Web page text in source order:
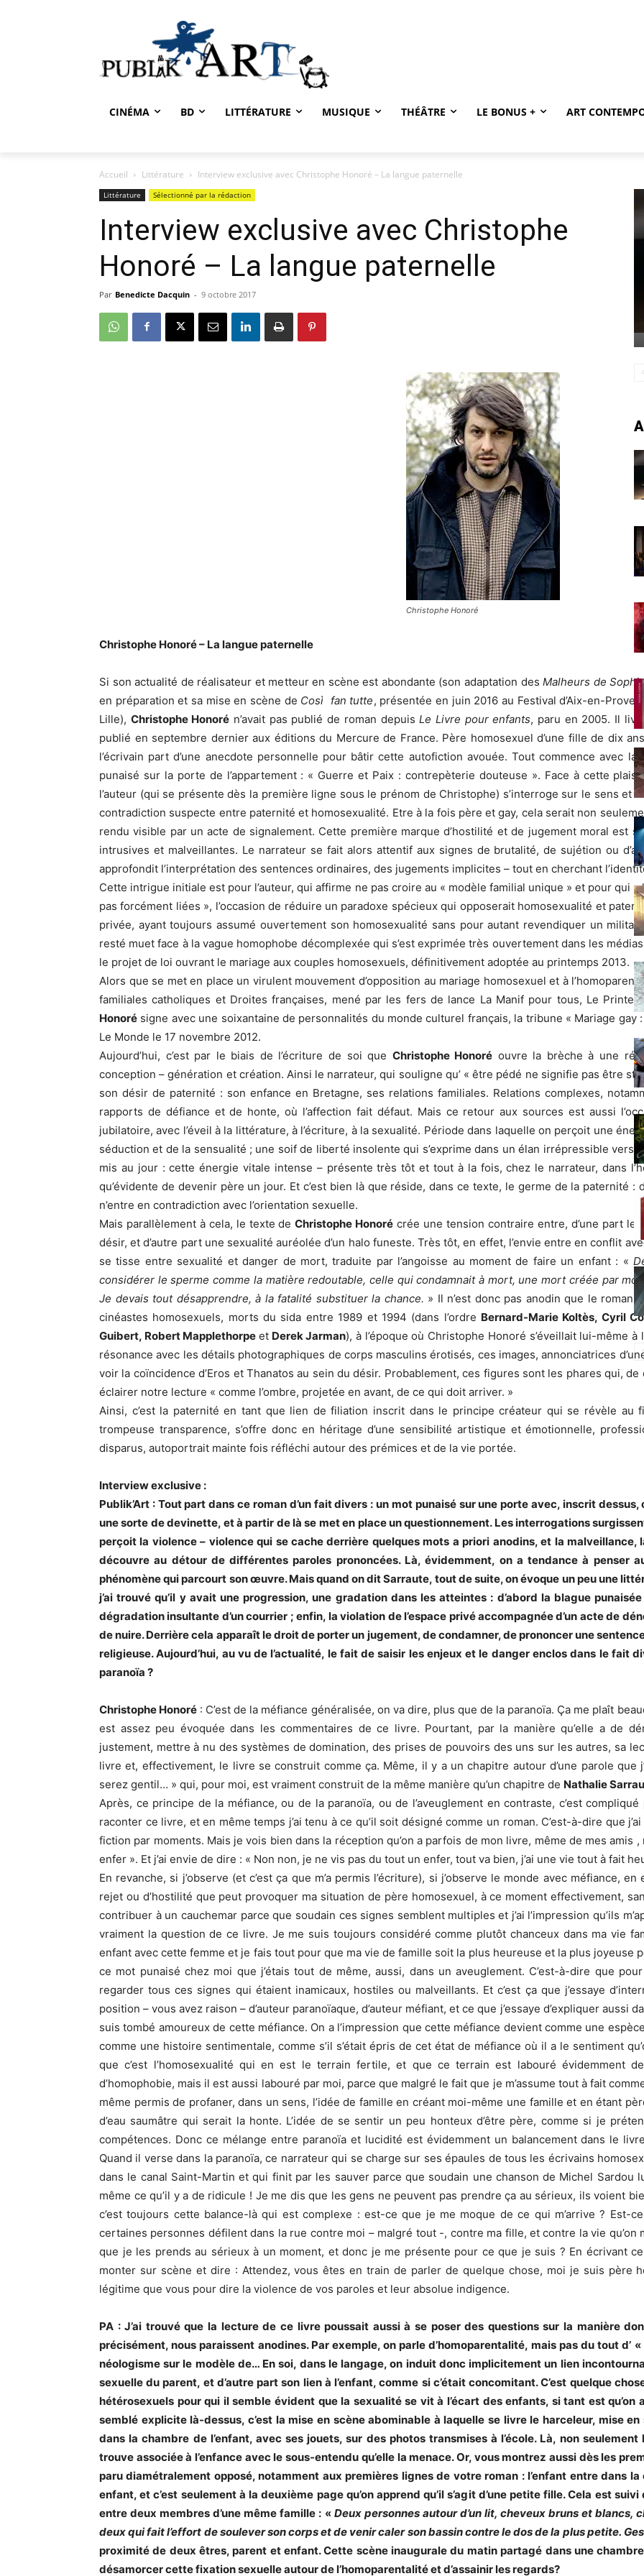
CINÉMA BD LITTÉRATURE MUSIQUE THÉÂTRE LE BONUS + ART
Accueil Littérature Interview exclusive avec Christophe Honoré – La langue paternelle
Littérature Sélectionné par la rédaction
Interview exclusive avec Christophe
Honoré – La langue paternelle
Par Benedicte Dacquin - 9 octobre 2017
Christophe Honoré
Christophe Honoré – La langue paternelle
Si son actualité de réalisateur et metteur en scène est abondante (son adaptation desMalheurs de
en préparation et sa mise en scène de Così fan tutte, présentée en juin 2016 au Festival d’Aix-en-
Lille), Christophe Honoré n’avait pas publié de roman depuisLe Livre pour enfants, paru en 2005. Il
publié en septembre dernier aux éditions du Mercure de France. Père homosexuel d’une fille de dix
l’écrivain part d’une anecdote personnelle pour bâtir cette autofiction avouée. Tout commence avec la
punaisé sur la porte de l’appartement : « Guerre et Paix : contrepèterie douteuse ». Face à cette
l’auteur (qui se présente dès la première ligne sous le prénom de Christophe) s’interroge sur le sens et
contradiction suspecte entre paternité et homosexualité. Etre à la fois père et gay, cela serait non
rendu visible par un acte de signalement. Cette première marque d’hostilité et de jugement moral est
intrusives et malveillantes. Le narrateur se fait alors attentif aux signes de brutalité, de sujétion ou
approfondit l’interprétation des sentences ordinaires, des jugements implicites – tout en cherchant
Cette intrigue initiale est pour l’auteur, qui affirme ne pas croire au « modèle familial unique » et pour qui
pas forcément liées », l’occasion de réduire un paradoxe spécieux qui opposerait homosexualité et
privée, ayant toujours assumé ouvertement son homosexualité sans pour autant revendiquer un
resté muet face à la vague homophobe décomplexée qui s’est exprimée très ouvertement dans les
le projet de loi ouvrant le mariage aux couples homosexuels, définitivement adoptée au printemps 2013.
Alors que se met en place un virulent mouvement d’opposition au mariage homosexuel et à
familiales catholiques et Droites françaises, mené par les fers de lance La Manif pour tous, Le
Honoré signe avec une soixantaine de personnalités du monde culturel français, la tribune « Mariage gay
Le Monde le 17 novembre 2012.
Aujourd’hui, c’est par le biais de l’écriture de soi que Christophe Honoré ouvre la brèche à une
conception – génération et création. Ainsi le narrateur, qui souligne qu’ « être pédé ne signifie pas être
son désir de paternité : son enfance en Bretagne, ses relations familiales. Relations complexes,
rapports de défiance et de honte, où l’affection fait défaut. Mais ce retour aux sources est aussi
jubilatoire, avec l’éveil à la littérature, à l’écriture, à la sexualité. Période dans laquelle on perçoit une
séduction et de la sensualité ; une soif de liberté insolente qui s’exprime dans un élan irrépressible vers
mis au jour : cette énergie vitale intense – présente très tôt et tout à la fois, chez le narrateur, dans
qu’évidente de devenir père un jour. Et c’est bien là que réside, dans ce texte, le germe de la paternité
n’entre en contradiction avec l’orientation sexuelle.
Mais parallèlement à cela, le texte deChristophe Honoré crée une tension contraire entre, d’une part
désir, et d’autre part une sexualité auréolée d’un halo funeste. Très tôt, en effet, l’envie entre en conflit
se tisse entre sexualité et danger de mort, traduite par l’angoisse au moment de faire un enfant : «
considérer le sperme comme la matière redoutable, celle qui condamnait à mort, une mort créée par
Je devais tout désapprendre, à la fatalité substituer la chance. » Il n’est donc pas anodin que le roman
cinéastes homosexuels, morts du sida entre 1989 et 1994 (dans l’ordre Bernard-Marie Koltès, Cyril
Guibert, Robert Mapplethorpeet Derek Jarman), à l’époque où Christophe Honoré s’éveillait lui-même
résonance avec les détails photographiques de corps masculins érotisés, ces images, annonciatrices
voir la coïncidence d’Eros et Thanatos au sein du désir. Probablement, ces figures sont les phares qui,
éclairer notre lecture « comme l’ombre, projetée en avant, de ce qui doit arriver. »
Ainsi, c’est la paternité en tant que lien de filiation inscrit dans le principe créateur qui se révèle au
trompeuse transparence, s’offre donc en héritage d’une sensibilité artistique et émotionnelle,
disparus, autoportrait mainte fois réfléchi autour des prémices et de la vie portée.
Interview exclusive :
Publik’Art : Tout part dans ce roman d’un fait divers : un mot punaisé sur une porte avec, inscrit
une sorte de devinette, et à partir de là se met en place un questionnement. Les interrogations
perçoit la violence – violence qui se cache derrière quelques mots a priori anodins, et la malveillance,
découvre au détour de différentes paroles prononcées. Là, évidemment, on a tendance à penser
phénomène qui parcourt son œuvre. Mais quand on dit Sarraute, tout de suite, on évoque un peu une
j’ai trouvé qu’il y avait une progression, une gradation dans les atteintes : d’abord la blague
dégradation insultante d’un courrier ; enfin, la violation de l’espace privé accompagnée d’un acte de
de nuire. Derrière cela apparaît le droit de porter un jugement, de condamner, de prononcer une
religieuse. Aujourd’hui, au vu de l’actualité, le fait de saisir les enjeux et le danger enclos dans le fait
paranoïa ?
Christophe Honoré : C’est de la méfiance généralisée, on va dire, plus que de la paranoïa. Ça me plaît
est assez peu évoquée dans les commentaires de ce livre. Pourtant, par la manière qu’elle a de
justement, mettre à nu des systèmes de domination, des prises de pouvoirs des uns sur les autres, sa
livre et, effectivement, le livre se construit comme ça. Même, il y a un chapitre autour d’une parole que
serez gentil… » qui, pour moi, est vraiment construit de la même manière qu’un chapitre de Nathalie
Après, ce principe de la méfiance, ou de la paranoïa, ou de l’aveuglement en contraste, c’est
raconter ce livre, et en même temps j’ai tenu à ce qu’il soit désigné comme un roman. C’est-à-dire que
fiction par moments. Mais je vois bien dans la réception qu’on a parfois de mon livre, même de mes amis
enfer ». Et j’ai envie de dire : « Non non, je ne vis pas du tout un enfer, tout va bien, j’ai une vie tout à fait
En revanche, si j’observe (et c’est ça que m’a permis l’écriture), si j’observe le monde avec méfiance,
rejet ou d’hostilité que peut provoquer ma situation de père homosexuel, à ce moment effectivement,
contribuer à un cauchemar parce que soudain ces signes semblent multiples et j’ai l’impression qu’ils
vraiment la question de ce livre. Je me suis toujours considéré comme plutôt chanceux dans ma vie
enfant avec cette femme et je fais tout pour que ma vie de famille soit la plus heureuse et la plus joyeuse
ce mot punaisé chez moi que j’étais tout de même, aussi, dans un aveuglement. C’est-à-dire que
regarder tous ces signes qui étaient inamicaux, hostiles ou malveillants. Et c’est ça que j’essaye
position – vous avez raison – d’auteur paranoïaque, d’auteur méfiant, et ce que j’essaye d’expliquer aussi
suis tombé amoureux de cette méfiance. On a l’impression que cette méfiance devient comme une
comme une histoire sentimentale, comme s’il s’était épris de cet état de méfiance où il a le sentiment
que c’est l’homosexualité qui en est le terrain fertile, et que ce terrain est labouré évidemment
d’homophobie, mais il est aussi labouré par moi, parce que malgré le fait que je m’assume tout à fait
même permis de profaner, dans un sens, l’idée de famille en créant moi-même une famille et en étant
d’eau saumâtre qui serait la honte. L’idée de se sentir un peu honteux d’être père, comme si je
compétences. Donc ce mélange entre paranoïa et lucidité est évidemment un balancement dans le
Quand il verse dans la paranoïa, ce narrateur qui se charge sur ses épaules de tous les écrivains
dans le canal Saint-Martin et qui finit par les sauver parce que soudain une chanson de Michel Sardou
même ce qu’il y a de ridicule ! Je me dis que les gens ne peuvent pas prendre ça au sérieux, ils voient
c’est toujours cette balance-là qui est complexe : est-ce que je me moque de ce qui m’arrive ? Est-
certaines personnes défilent dans la rue contre moi – malgré tout -, contre ma fille, et contre la vie qu’on
que je les prends au sérieux à un moment, et donc je me présente pour ce que je suis ? En écrivant ce
monter sur scène et dire : Attendez, vous êtes en train de parler de quelque chose, moi je suis père
légitime que vous pour dire la violence de vos paroles et leur absolue indigence.
PA : J’ai trouvé que la lecture de ce livre poussait aussi à se poser des questions sur la manière
précisément, nous paraissent anodines. Par exemple, on parle d’homoparentalité, mais pas du tout d’
néologisme sur le modèle de… En soi, dans le langage, on induit donc implicitement un lien
sexuelle du parent, et d’autre part son lien à l’enfant, comme si c’était concomitant. C’est quelque
hétérosexuels pour qui il semble évident que la sexualité se vit à l’écart des enfants, si tant est qu’on
semblé explicite là-dessus, c’est la mise en scène abominable à laquelle se livre le harceleur, mise en
dans la chambre de l’enfant, avec ses jouets, sur des photos transmises à l’école. Là, non
trouve associée à l’enfance avec le sous-entendu qu’elle la menace. Or, vous montrez aussi dès les
paru diamétralement opposé, notamment aux premières lignes de votre roman : l’enfant entre dans
enfant, et c’est seulement à la deuxième page qu’on apprend qu’il s’agit d’une petite fille. Cela est
entre deux membres d’une même famille : « Deux personnes autour d’un lit, cheveux bruns et
deux qui fait l’effort de soulever son corps et de venir caler son bassin contre le dos de la plus petite.
proximité de deux êtres, parent et enfant. Cette scène inaugurale du matin partagé dans une
désamorcer cette fixation sexuelle autour de l’homoparentalité et d’assainir les regards?